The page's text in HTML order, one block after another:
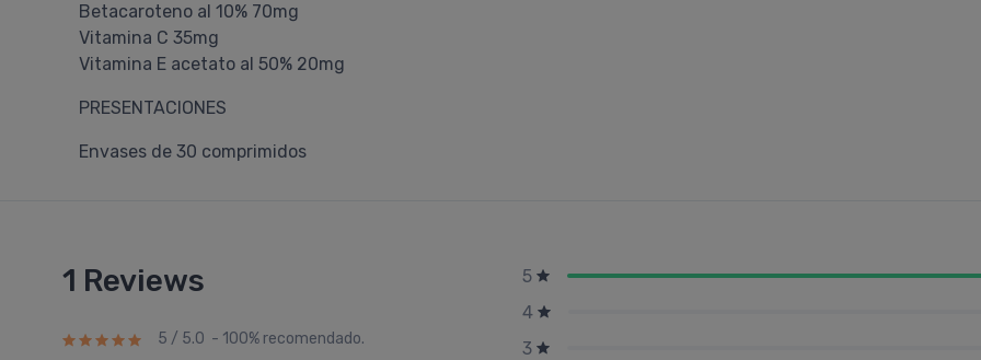
Betacaroteno al 10% 70mg
Vitamina C 35mg
Vitamina E acetato al 50% 20mg
PRESENTACIONES
Envases de 30 comprimidos
1 Reviews
5 / 5.0 - 100% recomendado.
5
4
3